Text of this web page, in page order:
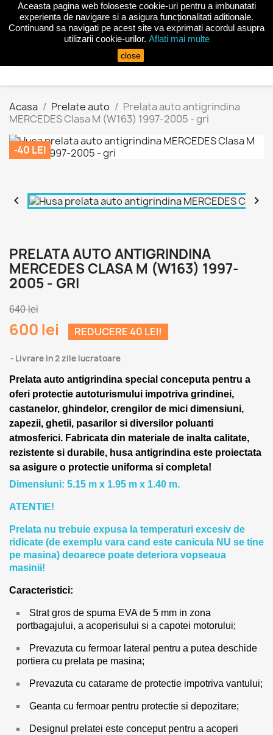
 shopping_cart

Acasa Prelate auto
Prelata auto antigrindina
MERCEDES Clasa M (W163) 1997-2005 - gri
-40 LEI
 
PRELATA AUTO ANTIGRINDINA
MERCEDES CLASA M (W163) 1997-
2005 - GRI
640 lei
600 lei REDUCERE 40 LEI!
Livrare in 2 zile lucratoare
Prelata auto antigrindina special conceputa pentru a
oferi protectie autoturismului impotriva grindinei,
castanelor, ghindelor, crengilor de mici dimensiuni,
zapezii, ghetii, pasarilor si diversilor poluanti
atmosferici. Fabricata din materiale de inalta calitate,
rezistente si durabile, husa antigrindina este proiectata
sa asigure o protectie uniforma si completa!
Dimensiuni: 5.15 m x 1.95 m x 1.40 m.
ATENTIE!
Prelata nu trebuie expusa la temperaturi excesiv de
ridicate (de exemplu vara cand este canicula NU se tine
pe masina) deoarece poate deteriora vopseaua
masinii!
Caracteristici:
Strat gros de spuma EVA de 5 mm in zona
portbagajului, a acoperisului si a capotei motorului;
Prevazuta cu fermoar lateral pentru a putea deschide
portiera cu prelata pe masina;
Prevazuta cu catarame de protectie impotriva vantului;
Geanta cu fermoar pentru protectie si depozitare;
Designul prelatei este conceput pentru a acoperi
Aceasta pagina web foloseste cookie-uri pentru a imbunatati
experienta de navigare si a asigura funcționalitati aditionale.
Continuand sa navigati pe acest site va exprimati acordul asupra
utilizarii cookie-urilor. Aflati mai multe
close